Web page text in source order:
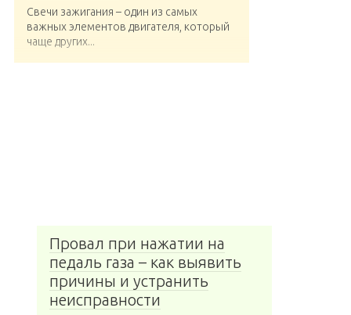
Свечи зажигания – один из самых
важных элементов двигателя, который
чаще других...
Провал при нажатии на
педаль газа – как выявить
причины и устранить
неисправности